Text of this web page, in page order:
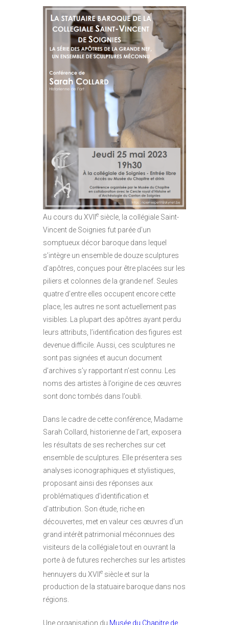
Au cours du XVII e siècle, la collégiale Saint-
Vincent de Soignies fut parée d’un
somptueux décor baroque dans lequel
s’intègre un ensemble de douze sculptures
d’apôtres, conçues pour être placées sur les
piliers et colonnes de la grande nef. Seules
quatre d’entre elles occupent encore cette
place, les autres ne sont actuellement pas
visibles. La plupart des apôtres ayant perdu
leurs attributs, l’identification des figures est
devenue difficile. Aussi, ces sculptures ne
sont pas signées et aucun document
d’archives s’y rapportant n’est connu. Les
noms des artistes à l’origine de ces œuvres
sont donc tombés dans l’oubli.
Dans le cadre de cette conférence, Madame
Sarah Collard, historienne de l’art, exposera
les résultats de ses recherches sur cet
ensemble de sculptures. Elle présentera ses
analyses iconographiques et stylistiques,
proposant ainsi des réponses aux
problématiques d’identification et
d’attribution. Son étude, riche en
découvertes, met en valeur ces œuvres d’un
grand intérêt patrimonial méconnues des
visiteurs de la collégiale tout en ouvrant la
porte à de futures recherches sur les artistes
hennuyers du XVII e siècle et sur la
production de la statuaire baroque dans nos
régions.
Une organisation du Musée du Chapitre de